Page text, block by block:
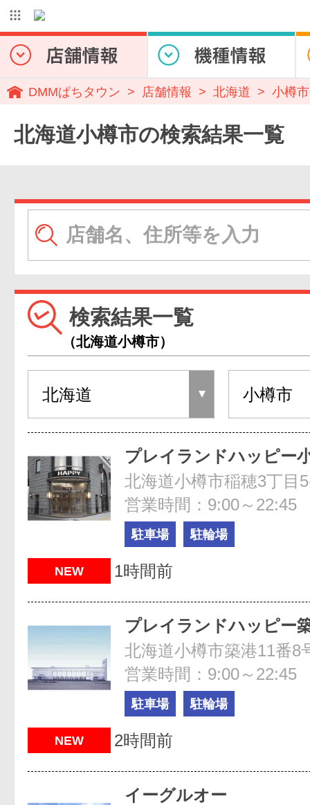
DMMぱちタウン 店舗情報 北海道 小樽市
北海道小樽市の検索結果一覧
検索結果一覧
（北海道小樽市）
プレイランドハッピー
北海道小樽市稲穂3丁目
営業時間：9:00～22:45
駐車場 駐輪場
NEW 1時間前
プレイランドハッピー
北海道小樽市築港11番8
営業時間：9:00～22:45
駐車場 駐輪場
NEW 2時間前
イーグルオー